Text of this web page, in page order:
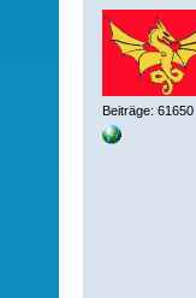
Beiträge: 61650